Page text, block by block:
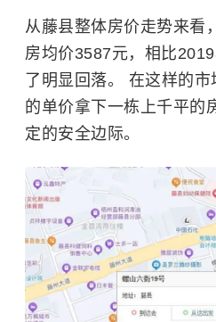
从藤县整体房价走势来看
房均价3587元，相比
了明显回落。 在这样的
的单价拿下一栋上千平的
定的安全边际。